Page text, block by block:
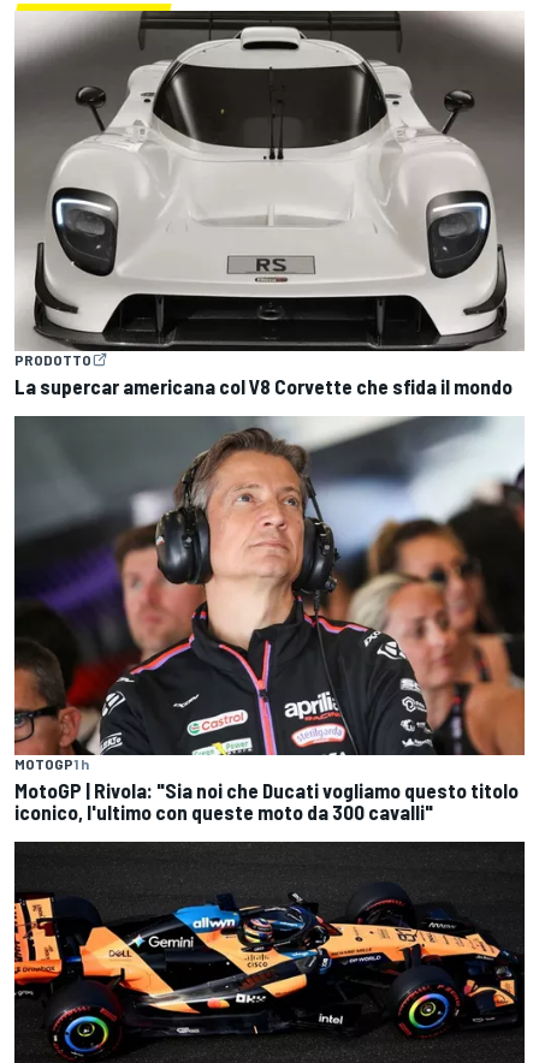
PRODOTTO
La supercar americana col V8 Corvette che sfida il mondo
MOTOGP1 h
MotoGP | Rivola: "Sia noi che Ducati vogliamo questo titolo
iconico, l'ultimo con queste moto da 300 cavalli"